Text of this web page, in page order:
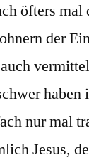
öfters mal
der
haben
nur mal
Jesus,